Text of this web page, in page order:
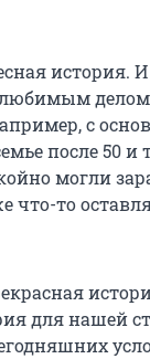
история.
с
после 50 и
могли
что-то
для нашей